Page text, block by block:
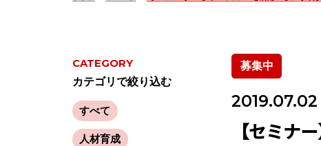
CATEGORY
カテゴリで絞り込む
すべて
人材育成
募集中
2019.07.02
【セミナ